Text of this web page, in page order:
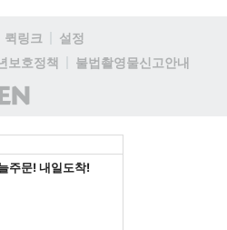
퀵링크
설정
보호정책
불법촬영물신고안내
)